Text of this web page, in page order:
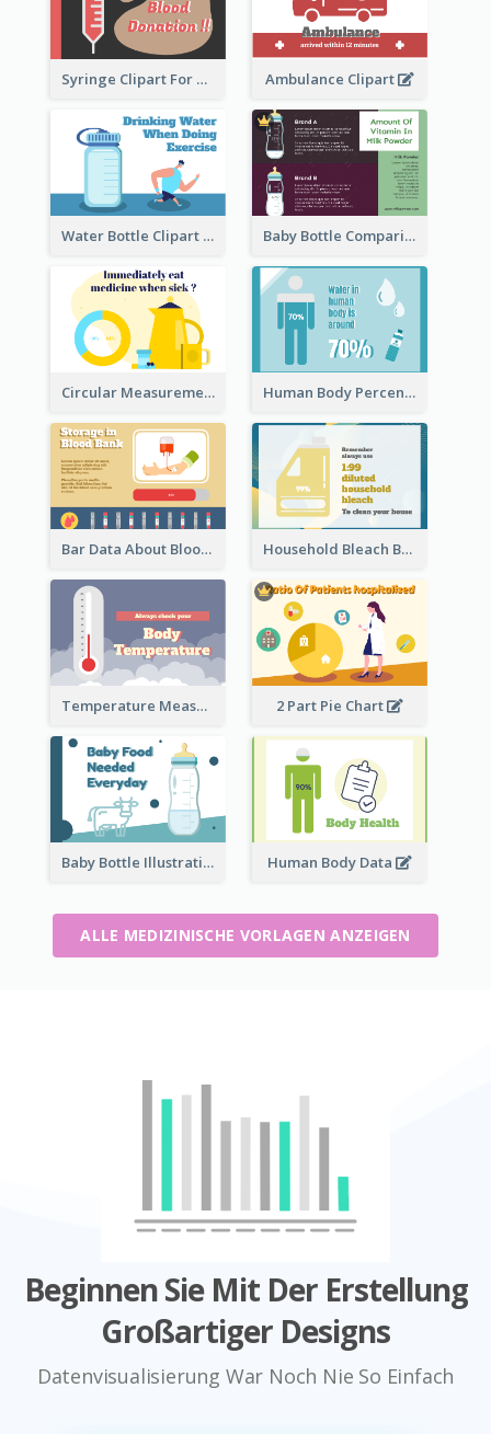
Syringe Clipart For Blood Donation Ambulance Clipart
Water Bottle Clipart Baby Bottle Comparison Information
Circular Measurement Of 2 Group Human Body Percentage Clipart
Bar Data About Blood Donation Household Bleach Bottle
Temperature Measurement 2 Part Pie Chart
Baby Bottle Illustration Human Body Data
ALLE MEDIZINISCHE VORLAGEN ANZEIGEN
Beginnen Sie Mit Der Erstellung
Großartiger Designs
Datenvisualisierung War Noch Nie So Einfach